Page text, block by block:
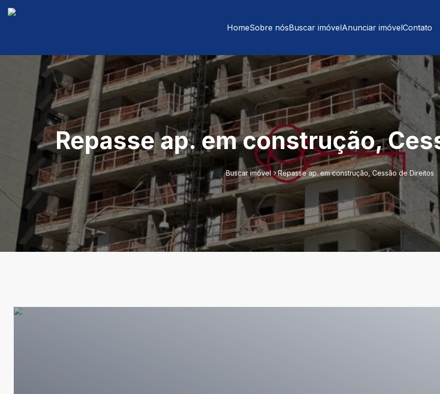
HomeSobre nósBuscar imóvelAnunciar imóvelContato
Repasse ap. em construção,
Buscar imóvel Repasse ap. em construção, Cessão de Direitos